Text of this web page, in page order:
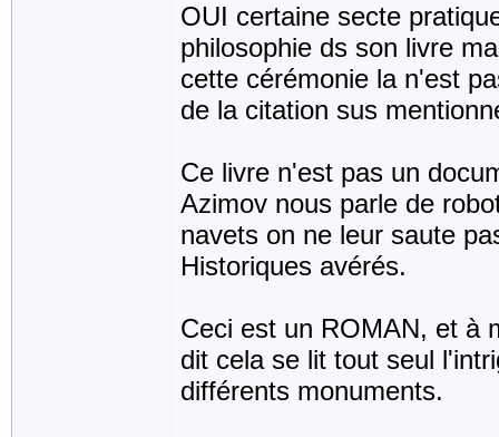
OUI certaine secte
philosophie ds son livre
cette cérémonie la n'est
de la citation sus
Ce livre n'est pas un
Azimov nous parle de
navets on ne leur saute
Historiques avérés.
Ceci est un ROMAN, et à
dit cela se lit tout seul
différents monuments.